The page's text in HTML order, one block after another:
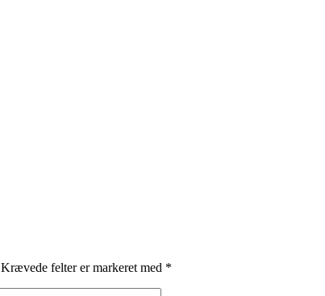
Krævede felter er markeret med *